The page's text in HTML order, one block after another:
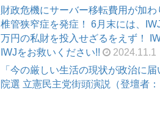
財政危機にサーバー移転費用が加
椎管狭窄症を発症！ 6月末には、
万円の私財を投入せざるをえず！
IWJをお救いください!!
2024.11.1
「今の厳しい生活の現状が政治に
院選 立憲民主党街頭演説（登壇者